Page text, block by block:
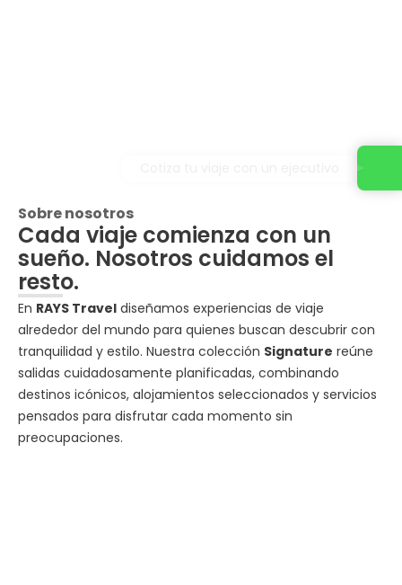
Sobre nosotros
Cada viaje comienza con un
sueño. Nosotros cuidamos el
resto.
En RAYS Travel diseñamos experiencias de viaje
alrededor del mundo para quienes buscan descubrir con
tranquilidad y estilo. Nuestra colección Signature reúne
salidas cuidadosamente planificadas, combinando
destinos icónicos, alojamientos seleccionados y servicios
pensados para disfrutar cada momento sin
preocupaciones.